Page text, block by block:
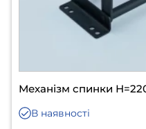
Механізм спинки
В наявності